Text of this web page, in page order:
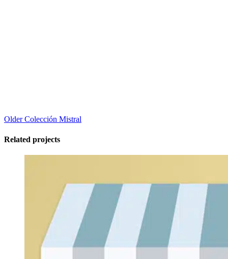
Older Colección Mistral
Related projects